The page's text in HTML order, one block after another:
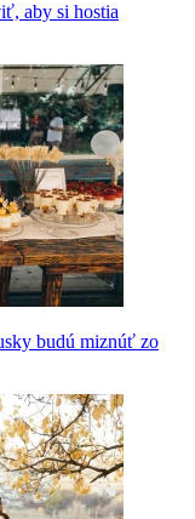
aby si hostia
budú miznúť zo